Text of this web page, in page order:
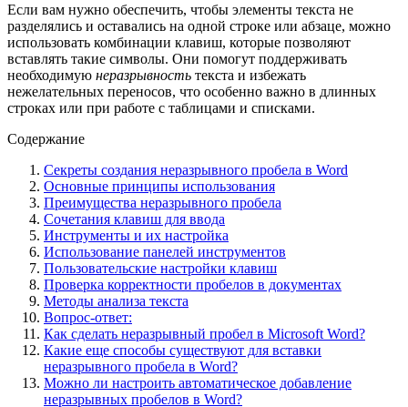
Если вам нужно обеспечить, чтобы элементы текста не
разделялись и оставались на одной строке или абзаце, можно
использовать комбинации клавиш, которые позволяют
вставлять такие символы. Они помогут поддерживать
необходимую неразрывность текста и избежать
нежелательных переносов, что особенно важно в длинных
строках или при работе с таблицами и списками.
Содержание
Секреты создания неразрывного пробела в Word
Основные принципы использования
Преимущества неразрывного пробела
Сочетания клавиш для ввода
Инструменты и их настройка
Использование панелей инструментов
Пользовательские настройки клавиш
Проверка корректности пробелов в документах
Методы анализа текста
Вопрос-ответ:
Как сделать неразрывный пробел в Microsoft Word?
Какие еще способы существуют для вставки
неразрывного пробела в Word?
Можно ли настроить автоматическое добавление
неразрывных пробелов в Word?